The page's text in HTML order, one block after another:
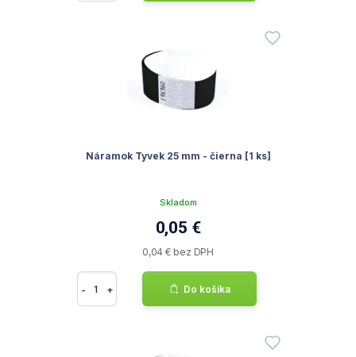
Náramok Tyvek 25 mm - čierna [1 ks]
Skladom
0,05 €
0,04 € bez DPH
- + Do košíka